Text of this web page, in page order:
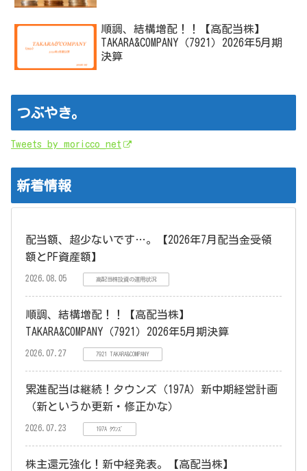
順調、結構増配！！【高配当株】
TAKARA&COMPANY（7921）2026年5月期
決算
つぶやき。
Tweets by moricco_net
新着情報
配当額、超少ないです…。【2026年7月配当金受領
額とPF資産額】
2026.08.05 高配当株投資の運用状況
順調、結構増配！！【高配当株】
TAKARA&COMPANY（7921）2026年5月期決算
2026.07.27 7921 TAKARA&COMPANY
累進配当は継続！タウンズ（197A）新中期経営計画
（新というか更新・修正かな）
2026.07.23 197A ﾀｳﾝｽﾞ
株主還元強化！新中経発表。【高配当株】